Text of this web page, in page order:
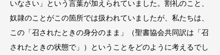
いなさい」という言葉が加えられていました。割礼のこと、
奴隷のことがこの箇所では扱われていましたが、私たちは、
この「召されたときの身分のまま」（聖書協会共同訳は「召
されたときの状態で」）ということをどのように考えるでし